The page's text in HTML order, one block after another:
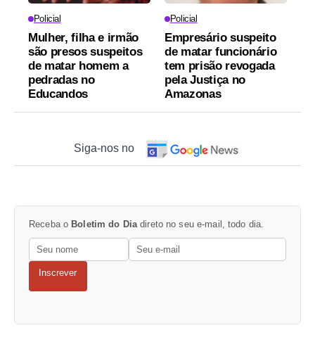
Policial
Mulher, filha e irmão
são presos suspeitos
de matar homem a
pedradas no
Educandos
Policial
Empresário suspeito
de matar funcionário
tem prisão revogada
pela Justiça no
Amazonas
Siga-nos no
Receba o Boletim do Dia direto no seu e-mail, todo dia.
Inscrever